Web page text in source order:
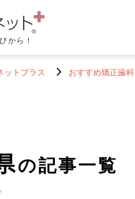
から！
ットプラス おすすめ矯正歯科
の記事一覧